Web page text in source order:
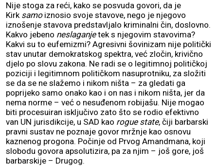
Nije stoga za reći, kako se posvuda govori, da je
Kirk samoiznosio svoje stavove, nego je njegovo
iznošenje stavova predstavljalo kriminalni čin, doslovno.
Kakvo jebeno neslaganjetek s njegovim stavovima?
Kakvi su to eufemizmi? Agresivni šovinizam nije politički
stav unutar demokratskog spektra, već zločin, krivično
djelo po slovu zakona. Ne radi se o legitimnoj političkoj
poziciji i legitimnom političkom nasuprotniku, za složiti
se da se ne slažemo i nikom ništa – za gledati ga
poprijeko samo onako kao i on nas i nikom ništa, jer da
nema norme – već o nesuđenom robijašu. Nije mogao
biti procesuiran isključivo zato što se rodio efektivno
van UN jurisdikcije, u SAD kao rogue state, čiji barbarski
pravni sustav ne poznaje govor mržnje kao osnovu
kaznenog progona. Počinje od Prvog Amandmana, koji
slobodu govora apsolutizira, pa za njim – još gore, još
barbarskije – Drugog.